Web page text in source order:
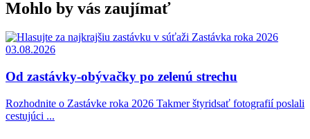
Mohlo by vás zaujímať
03.08.2026
Od zastávky-obývačky po zelenú strechu
Rozhodnite o Zastávke roka 2026 Takmer štyridsať fotografií poslali
cestujúci ...